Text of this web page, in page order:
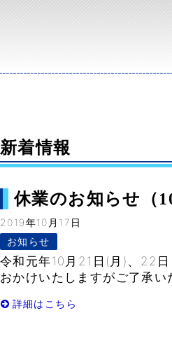
新着情報
休業のお知らせ（
2019年10月17日
お知らせ
令和元年10月21日(月)、22
おかけいたしますがご了承
詳細はこちら